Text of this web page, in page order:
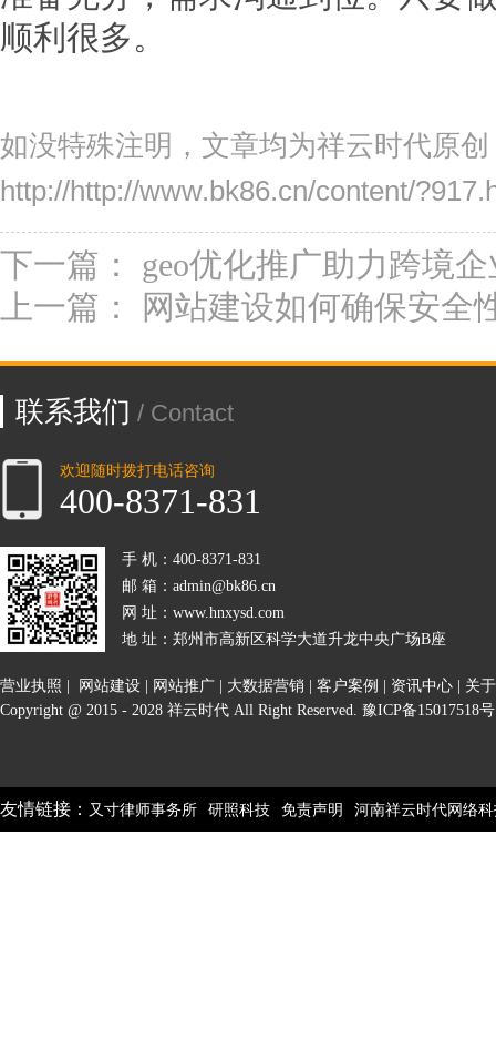
顺利很多。
如没特殊注明，文章均为祥云时代原
http://http://www.bk86.cn/content/
下一篇： geo优化推广助力跨境
上一篇： 网站建设如何确保安全
联系我们 / Contact
欢迎随时拨打电话咨询
400-8371-831
手 机：400-8371-831
邮 箱：admin@bk86.cn
网 址：www.hnxysd.com
地 址：郑州市高新区科学大道升龙中央广场B座
营业执照 网站建设 网站推广 大数据营销 客户案例 资讯中心
关
Copyright @ 2015 - 2028 祥云时代 All Right Reserved. 豫ICP备15017518号
友情链接： 又寸律师事务所 研照科技 免责声明 河南祥云时代网络